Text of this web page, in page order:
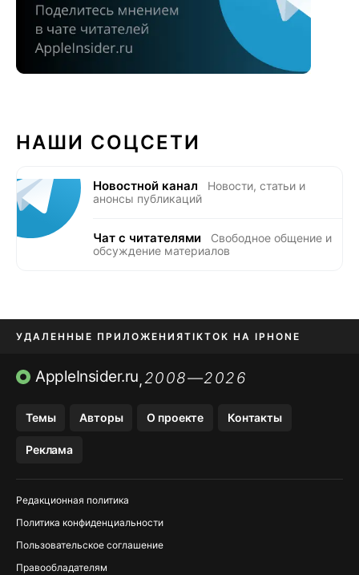
НАШИ СОЦСЕТИ
Новостной канал
Новости, статьи и
анонсы публикаций
Чат с читателями
Свободное общение и
обсуждение материалов
УДАЛЕННЫЕ ПРИЛОЖЕНИЯTIKTOK НА IPHONE
ПРИЛОЖЕНИЯ БЕЗ APP STORE
AppleInsider.ru,2008—2026
Темы Авторы О проекте Контакты
Реклама
Редакционная политика
Политика конфиденциальности
Пользовательское соглашение
Правообладателям